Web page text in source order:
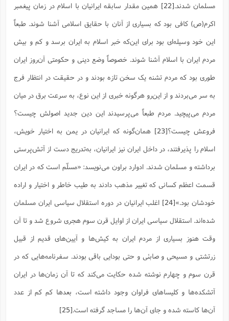
مسلمان شدند.[22]
همین مقدار سابقه ایرانیان با اسلام در زمان پیغمبر
اکرم(ص) کافى بود که بسیارى از آنان با حقایق اسلامى آشنا شوند. طبعاً
این خود وسیله‌اى بود براى این‌که خبر اسلام به ایران برسد و کم و بیش
مردم ایران با اسلام آشنا شوند. خصوصاً وضع دینى و حکومتى آن‌روز ایران
طورى بود که مردم تشنه یک سخن تازه بودند و در حقیقت در انتظار فرج
به سر مى‌بردند و از این‌رو هرگونه خبرى از این نوع، به سرعت برق در میان
مردم مى‌پیچید. مردم طبعاً مى‌پرسیدند این دین جدید اصولش چیست؟
فروعش چیست؟[23]
همان‌گونه که ایرانیان در یمن به اختیار خویش،
اسلام را پذیرفتند، در داخل ایران نیز ایرانیان، به‌تدریج دست از آتش‌پرستی
برداشته و مسلمان شدند. ادوارد براون می‌نویسد: «مسلّم است که در ایران
قسمت اعظم کسانی که تغییر مذهب دادند به طیب خاطر و اختیار و اراده
خودشان بود.»[24]
اغلب ایرانیان در دوره استقلال سیاسى ایران مسلمان
شده‌اند. استقلال سیاسى ایران از اوایل قرن سوم هجرى شروع شد و تا آن
وقت هنوز بسیارى از مردم ایران به کیش‌ها و آیین‌هاى قدیم از قبیل
زرتشتى و مسیحى و صابئى و حتى بودایى باقى بودند. سفرنامه‌هایى که در
قرن سوم و چهارم نوشته شده حکایت مى‌کند که تا آن زمان‌ها در ایران
آتشکده‌ها و کلیساهاى فراوان وجود داشته است، بعدها کم کم از عدد
آن‌ها کاسته شده و جاى آن‌ها را مساجد گرفته است.[25]